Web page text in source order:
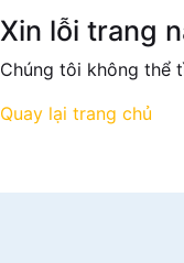
Xin lỗi trang
Chúng tôi không thể
Quay lại trang chủ